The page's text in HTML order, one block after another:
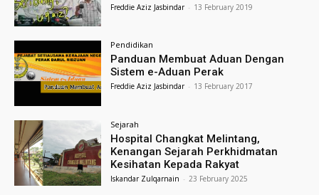
Freddie Aziz Jasbindar - 13 February 2019
Pendidikan
Panduan Membuat Aduan Dengan
Sistem e-Aduan Perak
Freddie Aziz Jasbindar - 13 February 2017
Sejarah
Hospital Changkat Melintang,
Kenangan Sejarah Perkhidmatan
Kesihatan Kepada Rakyat
Iskandar Zulqarnain - 23 February 2025